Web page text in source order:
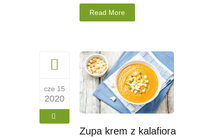
Read More
cze 15
2020
Zupa krem z kalafiora